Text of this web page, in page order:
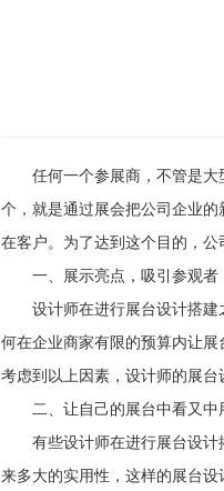
任何一个参展商，不管是大型
个，就是通过展会把公司企业
在客户。为了达到这个目的，
一、展示亮点，吸引参观者
设计师在进行展台设计搭建之
何在企业商家有限的预算内让
考虑到以上因素，设计师的展台
二、让自己的展台中看又中
有些设计师在进行展台设计搭
来多大的实用性，这样的展台